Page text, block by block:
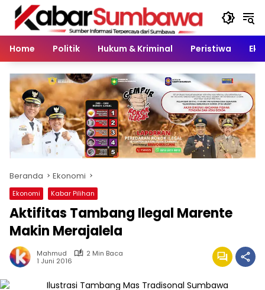
Langsung
konten
Home
Politik Hukum & Kriminal Peristiwa
Beranda Ekonomi
Ekonomi Kabar Pilihan
Aktifitas Tambang Ilegal Marente
Makin Merajalela
Mahmud
2 Min Baca
1 Juni 2016